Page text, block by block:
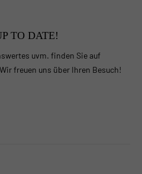
TO DATE!
uvm. finden Sie auf
freuen uns über Ihren Besuch!